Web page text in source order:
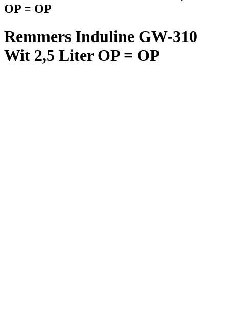
OP = OP
Remmers Induline GW-310
Wit 2,5 Liter OP = OP